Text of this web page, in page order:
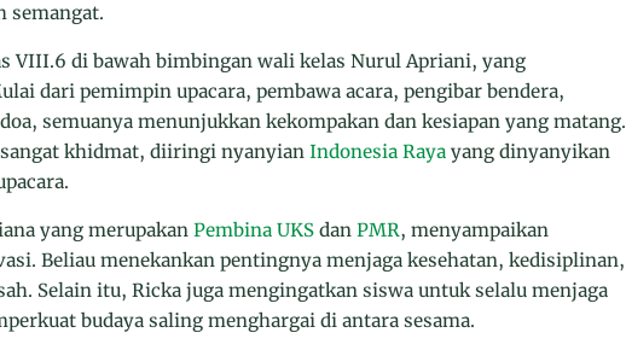
semangat.
VIII.6 di bawah bimbingan wali kelas Nurul Apriani, yang
dari pemimpin upacara, pembawa acara, pengibar bendera,
semuanya menunjukkan kekompakan dan kesiapan yang matang.
khidmat, diiringi nyanyian Indonesia Raya yang dinyanyikan
yang merupakan Pembina UKS dan PMR, menyampaikan
Beliau menekankan pentingnya menjaga kesehatan, kedisiplinan,
Selain itu, Ricka juga mengingatkan siswa untuk selalu menjaga
budaya saling menghargai di antara sesama.